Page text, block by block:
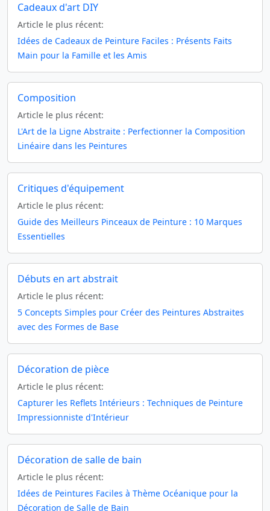
Cadeaux d'art DIY
Article le plus récent:
Idées de Cadeaux de Peinture Faciles : Présents Faits
Main pour la Famille et les Amis
Composition
Article le plus récent:
L'Art de la Ligne Abstraite : Perfectionner la Composition
Linéaire dans les Peintures
Critiques d'équipement
Article le plus récent:
Guide des Meilleurs Pinceaux de Peinture : 10 Marques
Essentielles
Débuts en art abstrait
Article le plus récent:
5 Concepts Simples pour Créer des Peintures Abstraites
avec des Formes de Base
Décoration de pièce
Article le plus récent:
Capturer les Reflets Intérieurs : Techniques de Peinture
Impressionniste d'Intérieur
Décoration de salle de bain
Article le plus récent:
Idées de Peintures Faciles à Thème Océanique pour la
Décoration de Salle de Bain